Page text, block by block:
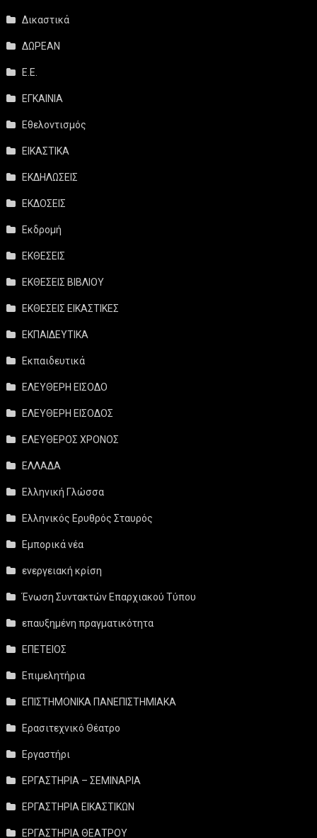
Δικαστικά
ΔΩΡΕΑΝ
Ε.Ε.
ΕΓΚΑΙΝΙΑ
Εθελοντισμός
ΕΙΚΑΣΤΙΚΑ
ΕΚΔΗΛΩΣΕΙΣ
ΕΚΔΟΣΕΙΣ
Εκδρομή
ΕΚΘΕΣΕΙΣ
ΕΚΘΕΣΕΙΣ ΒΙΒΛΙΟΥ
ΕΚΘΕΣΕΙΣ ΕΙΚΑΣΤΙΚΕΣ
ΕΚΠΑΙΔΕΥΤΙΚΑ
Εκπαιδευτικά
ΕΛΕΥΘΕΡΗ ΕΙΣΟΔΟ
ΕΛΕΥΘΕΡΗ ΕΙΣΟΔΟΣ
ΕΛΕΥΘΕΡΟΣ ΧΡΟΝΟΣ
ΕΛΛΑΔΑ
Ελληνική Γλώσσα
Ελληνικός Ερυθρός Σταυρός
Εμπορικά νέα
ενεργειακή κρίση
Ένωση Συντακτών Επαρχιακού Τύπου
επαυξημένη πραγματικότητα
ΕΠΕΤΕΙΟΣ
Επιμελητήρια
ΕΠΙΣΤΗΜΟΝΙΚΑ ΠΑΝΕΠΙΣΤΗΜΙΑΚΑ
Ερασιτεχνικό Θέατρο
Εργαστήρι
ΕΡΓΑΣΤΗΡΙΑ – ΣΕΜΙΝΑΡΙΑ
ΕΡΓΑΣΤΗΡΙΑ ΕΙΚΑΣΤΙΚΩΝ
ΕΡΓΑΣΤΗΡΙΑ ΘΕΑΤΡΟΥ